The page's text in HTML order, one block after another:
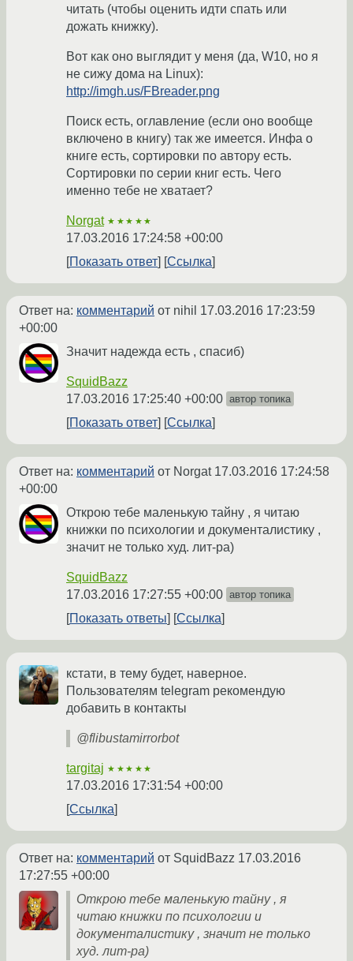
читать (чтобы оценить идти спать или
дожать книжку).
Вот как оно выглядит у меня (да, W10, но я
не сижу дома на Linux):
http://imgh.us/FBreader.png
Поиск есть, оглавление (если оно вообще
включено в книгу) так же имеется. Инфа о
книге есть, сортировки по автору есть.
Сортировки по серии книг есть. Чего
именно тебе не хватает?
Norgat ★★★★★
17.03.2016 17:24:58 +00:00
Показать ответ
Ссылка
Ответ на: комментарий от nihil 17.03.2016 17:23:59
+00:00
Значит надежда есть , спасиб)
SquidBazz
17.03.2016 17:25:40 +00:00 автор топика
Показать ответ Ссылка
Ответ на: комментарий от Norgat 17.03.2016 17:24:58
+00:00
Открою тебе маленькую тайну , я читаю
книжки по психологии и документалистику ,
значит не только худ. лит-ра)
SquidBazz
17.03.2016 17:27:55 +00:00 автор топика
Показать ответы Ссылка
кстати, в тему будет, наверное.
Пользователям telegram рекомендую
добавить в контакты
@flibustamirrorbot
targitaj ★★★★★
17.03.2016 17:31:54 +00:00
Ссылка
Ответ на: комментарий от SquidBazz 17.03.2016
17:27:55 +00:00
Открою тебе маленькую тайну , я
читаю книжки по психологии и
документалистику , значит не только
худ. лит-ра)